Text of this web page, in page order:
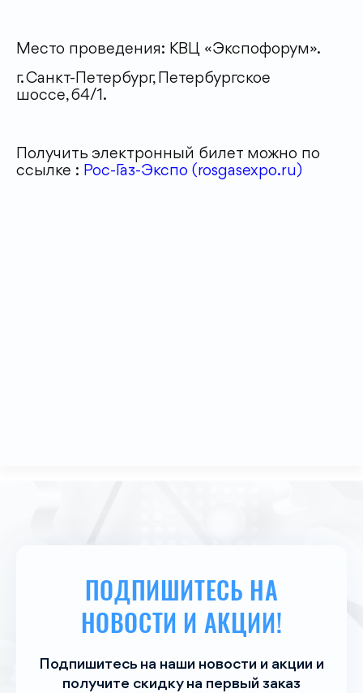
Место проведения: КВЦ «Экспофорум».
г. Санкт-Петербург, Петербургское
шоссе, 64/1.
Получить электронный билет можно по
ссылке : Рос-Газ-Экспо (rosgasexpo.ru)
ПОДПИШИТЕСЬ НА
НОВОСТИ И АКЦИИ!
Подпишитесь на наши новости и акции и
получите скидку на пеpвый заказ